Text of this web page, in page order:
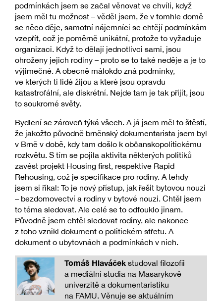
podmínkách jsem se začal věnovat ve chvíli, když
jsem měl tu možnost – věděl jsem, že v tomhle domě
se něco děje, samotní nájemníci se chtějí podmínkám
vzepřít, což je poměrně unikátní, protože to vyžaduje
organizaci. Když to dělají jednotlivci sami, jsou
ohroženy jejich rodiny – proto se to také neděje a je to
výjimečné. A obecně málokdo zná podmínky,
ve kterých ti lidé žijou a které jsou opravdu
katastrofální, ale diskrétní. Nejde tam je tak přijít, jsou
to soukromé světy.
Bydlení se zároveň týká všech. A já jsem měl to štěstí,
že jakožto původně brněnský dokumentarista jsem byl
v Brně v době, kdy tam došlo k občanskopolitickému
rozkvětu. S tím se pojila aktivita některých politiků
zavést projekt Housing first, respektive Rapid
Rehousing, což je specifikace pro rodiny. A tehdy
jsem si říkal: To je nový přístup, jak řešit bytovou nouzi
– bezdomovectví a rodiny v bytové nouzi. Chtěl jsem
to téma sledovat. Ale celé se to odfouklo jinam.
Původně jsem chtěl sledovat rodiny, ale nakonec
z toho vznikl dokument o politickém střetu. A
dokument o ubytovnách a podmínkách v nich.
Tomáš Hlaváček studoval filozofii
a mediální studia na Masarykově
univerzitě a dokumentaristiku
na FAMU. Věnuje se aktuálním